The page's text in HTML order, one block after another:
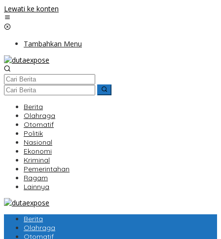
Lewati ke konten
Tambahkan Menu
Berita
Olahraga
Otomatif
Politik
Nasional
Ekonomi
Kriminal
Pemerintahan
Ragam
Lainnya
Berita
Olahraga
Otomatif